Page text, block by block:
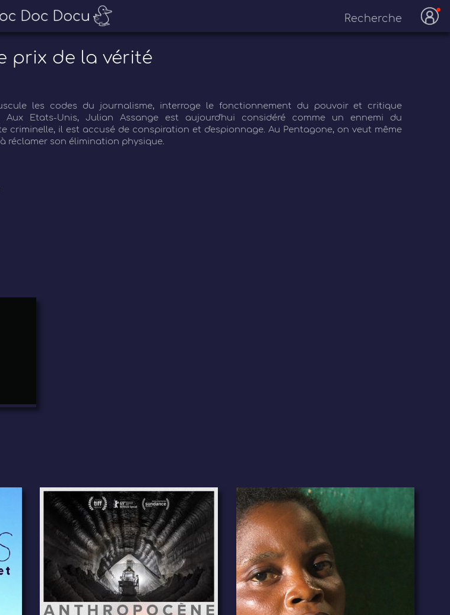
prix de la vérité
les codes du journalisme, interroge le fonctionnement du pouvoir et critique
Aux Etats-Unis, Julian Assange est aujourd'hui considéré comme un ennemi du
criminelle, il est accusé de conspiration et d'espionnage. Au Pentagone, on veut même
réclamer son élimination physique.